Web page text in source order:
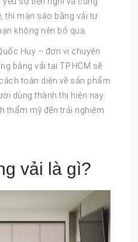
thì màn sáo bằng vải tự
không nên bỏ qua.
Huy – đơn vị chuyên
bằng vải tại TP.HCM sẽ
toàn diện về sản phẩm
dùng thành thị hiện nay:
thẩm mỹ đến trải nghiệm
vải là gì?